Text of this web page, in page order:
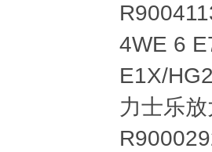
4WE 6
E1X/
力士乐